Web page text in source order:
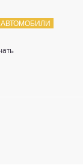
АВТОМОБИЛИ